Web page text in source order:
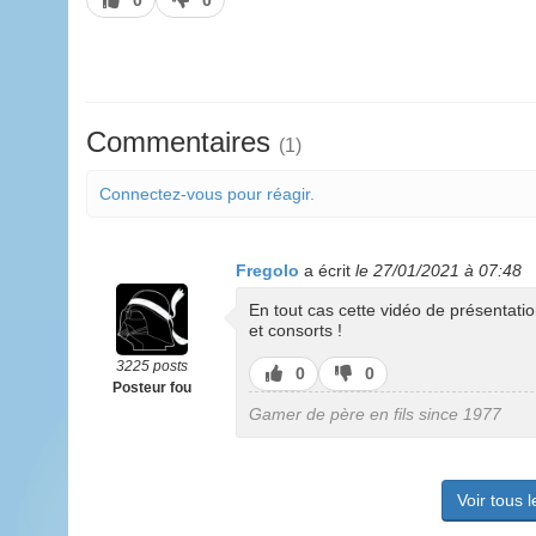
pas
Commentaires (1)
Connectez-vous pour réagir.
3225 posts
Posteur fou
Fregolo a écrit le 27/01/2021 à 07:48
En tout cas cette vidéo de
et consorts !
J’aime
0
J’aime
pas
0
Gamer de père en fils since 1977
Voir tous